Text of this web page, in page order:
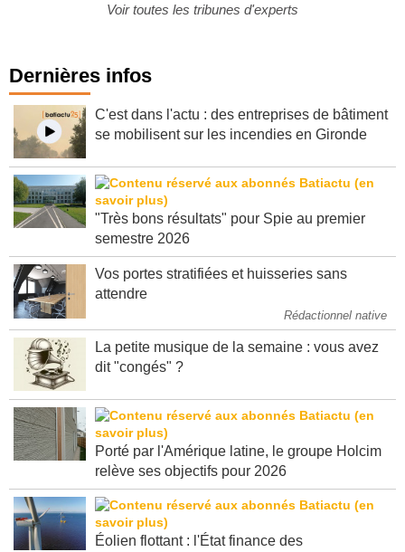
Voir toutes les tribunes d'experts
Dernières infos
C'est dans l'actu : des entreprises de bâtiment
se mobilisent sur les incendies en Gironde
"Très bons résultats" pour Spie au premier
semestre 2026
Vos portes stratifiées et huisseries sans
attendre
Rédactionnel native
La petite musique de la semaine : vous avez
dit "congés" ?
Porté par l'Amérique latine, le groupe Holcim
relève ses objectifs pour 2026
Éolien flottant : l'État finance des